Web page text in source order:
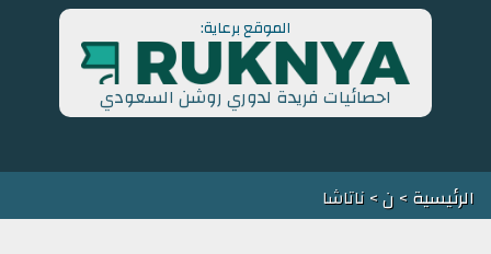
الموقع برعاية:
احصائيات فريدة لدوري روشن السعودي
الرئيسية> ن> ناتاشا